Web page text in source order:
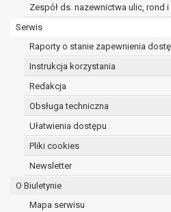
Zespół ds. nazewnictwa ulic, rond
Serwis
Raporty o stanie zapewnienia
Instrukcja korzystania
Redakcja
Obsługa techniczna
Ułatwienia dostępu
Pliki cookies
Newsletter
O Biuletynie
Mapa serwisu